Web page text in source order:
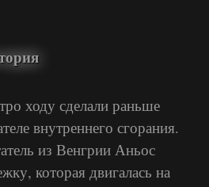
ходу сделали раньше
внутреннего сгорания.
из Венгрии Аньос
которая двигалась на